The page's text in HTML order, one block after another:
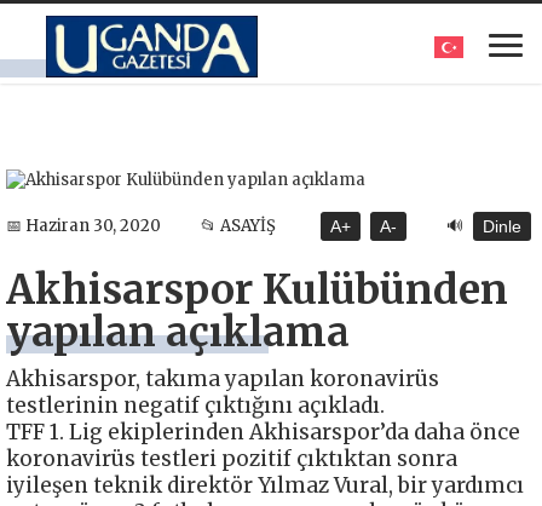
📅 Haziran 30, 2020 📂 ASAYİŞ A+ A- 🔊 Dinle
Akhisarspor Kulübünden
yapılan açıklama
Akhisarspor, takıma yapılan koronavirüs
testlerinin negatif çıktığını açıkladı.
TFF 1. Lig ekiplerinden Akhisarspor’da daha önce
koronavirüs testleri pozitif çıktıktan sonra
iyileşen teknik direktör Yılmaz Vural, bir yardımcı